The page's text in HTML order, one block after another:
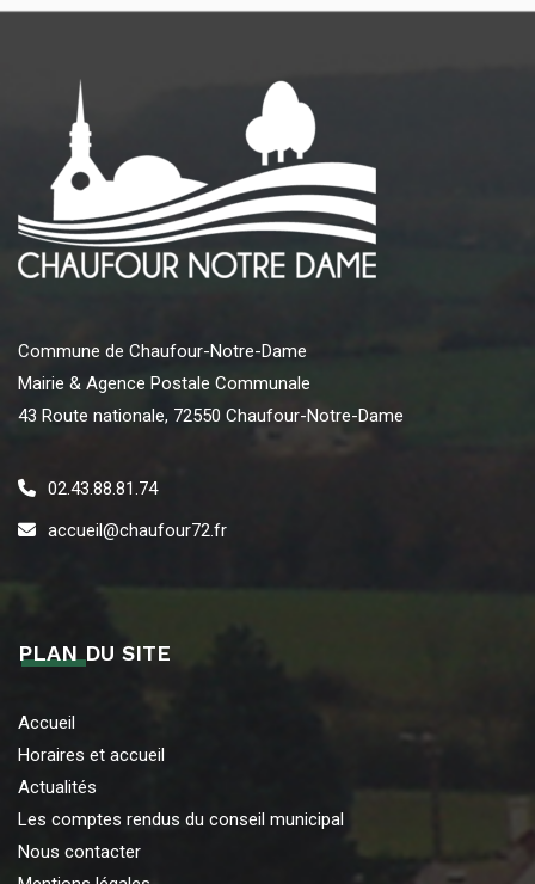
Commune de Chaufour-Notre-Dame
Mairie & Agence Postale Communale
43 Route nationale, 72550 Chaufour-Notre-Dame
02.43.88.81.74
accueil@chaufour72.fr
PLAN DU SITE
Accueil
Horaires et accueil
Actualités
Les comptes rendus du conseil municipal
Nous contacter